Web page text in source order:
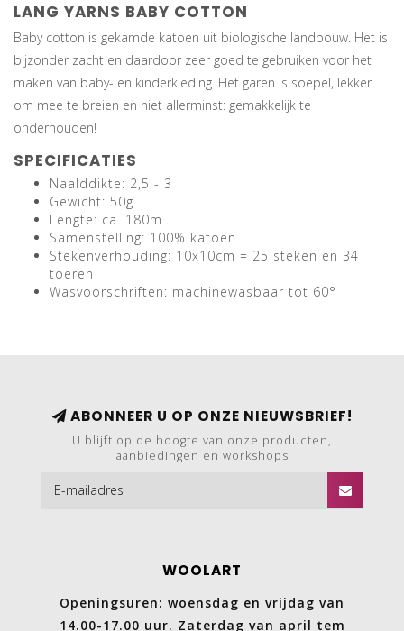
LANG YARNS BABY COTTON
Baby cotton is gekamde katoen uit biologische landbouw. Het is
bijzonder zacht en daardoor zeer goed te gebruiken voor het
maken van baby- en kinderkleding. Het garen is soepel, lekker
om mee te breien en niet allerminst: gemakkelijk te
onderhouden!
SPECIFICATIES
Naalddikte: 2,5 - 3
Gewicht: 50g
Lengte: ca. 180m
Samenstelling: 100% katoen
Stekenverhouding: 10x10cm = 25 steken en 34
toeren
Wasvoorschriften: machinewasbaar tot 60°
ABONNEER U OP ONZE NIEUWSBRIEF!
U blijft op de hoogte van onze producten,
aanbiedingen en workshops
WOOLART
Openingsuren: woensdag en vrijdag van
14.00-17.00 uur. Zaterdag van april tem